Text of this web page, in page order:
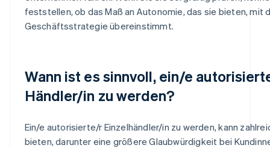
feststellen, ob das Maß an Autonomie, das sie bieten, mit
Geschäftsstrategie übereinstimmt.
Wann ist es sinnvoll, ein/e
Händler/in zu werden?
Ein/e autorisierte/r Einzelhändler/in zu werden, kann
bieten, darunter eine größere Glaubwürdigkeit bei